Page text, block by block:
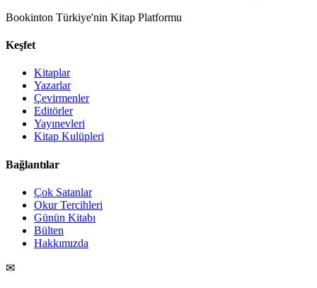
Bookinton Türkiye'nin Kitap Platformu
Keşfet
Kitaplar
Yazarlar
Çevirmenler
Editörler
Yayınevleri
Kitap Kulüpleri
Bağlantılar
Çok Satanlar
Okur Tercihleri
Günün Kitabı
Bülten
Hakkımızda
✉